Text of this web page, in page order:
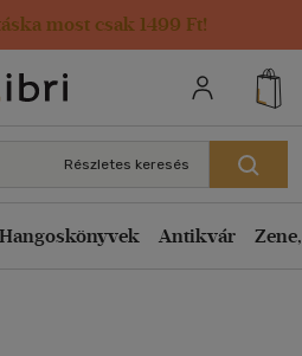
most csak 1499 Ft!
adatai
Részletes keresés
Hangoskönyvek Antikvár